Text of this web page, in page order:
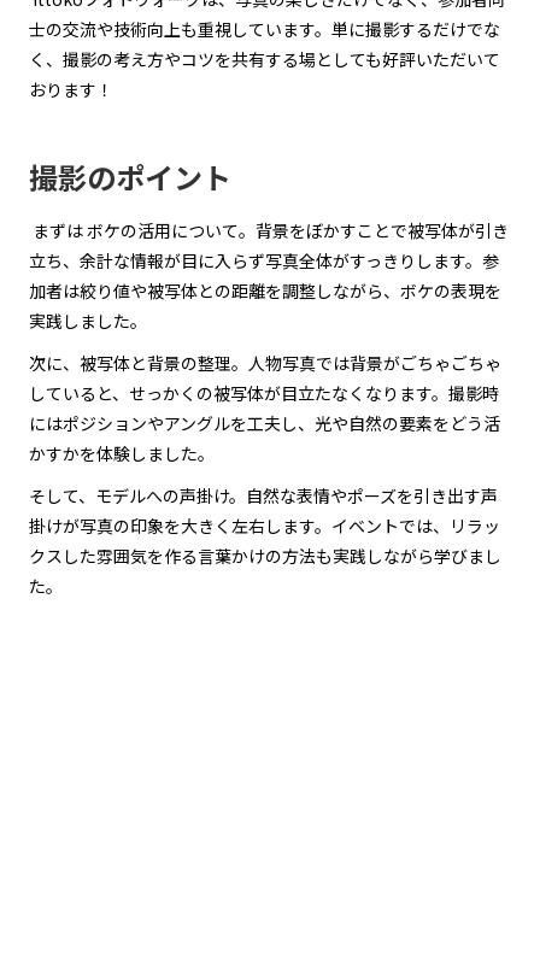
士の交流や技術向上も重視しています。単に撮影するだけでな
く、撮影の考え方やコツを共有する場としても好評いただいて
おります！
撮影のポイント
まずは ボケの活用について。背景をぼかすことで被写体が引き
立ち、余計な情報が目に入らず写真全体がすっきりします。参
加者は絞り値や被写体との距離を調整しながら、ボケの表現を
実践しました。
次に、被写体と背景の整理。人物写真では背景がごちゃごちゃ
していると、せっかくの被写体が目立たなくなります。撮影時
にはポジションやアングルを工夫し、光や自然の要素をどう活
かすかを体験しました。
そして、モデルへの声掛け。自然な表情やポーズを引き出す声
掛けが写真の印象を大きく左右します。イベントでは、リラッ
クスした雰囲気を作る言葉かけの方法も実践しながら学びまし
た。